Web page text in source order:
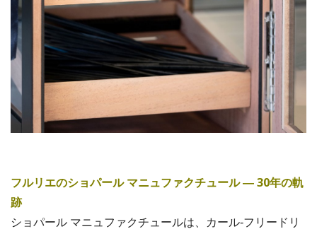
フルリエのショパール マニュファクチュール ― 30年の軌
跡
ショパール マニュファクチュールは、カール‐フリードリ